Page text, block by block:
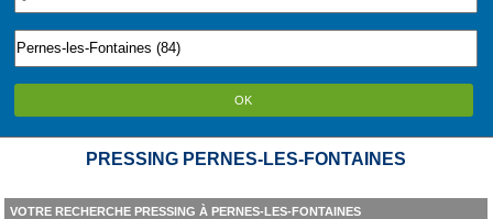
OK
PRESSING PERNES-LES-FONTAINES
VOTRE RECHERCHE PRESSING À PERNES-LES-FONTAINES